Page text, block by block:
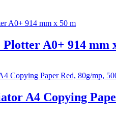
A0+ 914 mm
A4 Copying